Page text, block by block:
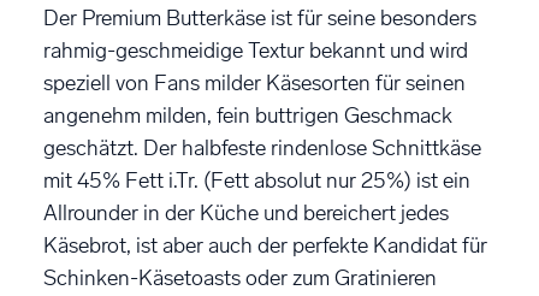
Der Premium Butterkäse ist für seine besonders
rahmig-geschmeidige Textur bekannt und wird
speziell von Fans milder Käsesorten für seinen
angenehm milden, fein buttrigen Geschmack
geschätzt. Der halbfeste rindenlose Schnittkäse
mit 45% Fett i.Tr. (Fett absolut nur 25%) ist ein
Allrounder in der Küche und bereichert jedes
Käsebrot, ist aber auch der perfekte Kandidat für
Schinken-Käsetoasts oder zum Gratinieren